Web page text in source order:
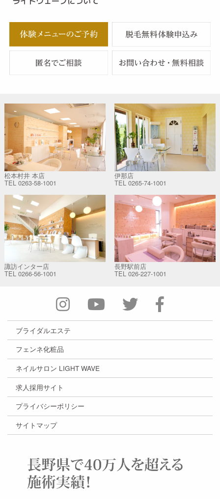
松本村井 本店
TEL 0263-58-1001
伊那店
TEL 0265-74-1001
諏訪インター店
TEL 0266-56-1001
長野駅前店
TEL 026-227-1001
ブライダルエステ
フェンネ化粧品
ネイルサロン LIGHT WAVE
求人採用サイト
プライバシーポリシー
サイトマップ